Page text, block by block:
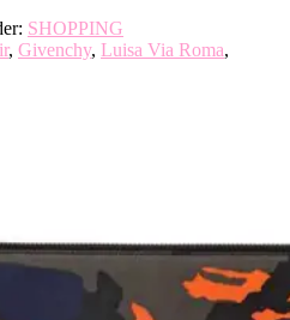
SHOPPING
, Givenchy, Luisa Via Roma,